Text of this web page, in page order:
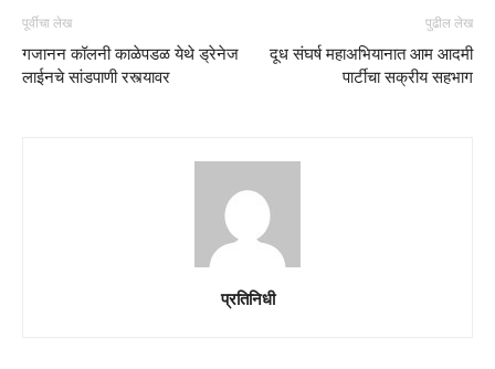
पूर्वीचा लेख
गजानन कॉलनी काळेपडळ येथे ड्रेनेज
लाईनचे सांडपाणी रस्त्यावर
पुढील लेख
दूध संघर्ष महाअभियानात आम आदमी
पार्टीचा सक्रीय सहभाग
प्रतिनिधी